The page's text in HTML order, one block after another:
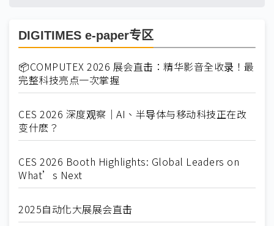
DIGITIMES e-paper专区
📦COMPUTEX 2026 展会直击：精华影音全收录！最
完整科技亮点一次掌握
CES 2026 深度观察｜AI、半导体与移动科技正在改
变什麽？
CES 2026 Booth Highlights: Global Leaders on
What’s Next
2025自动化大展展会直击